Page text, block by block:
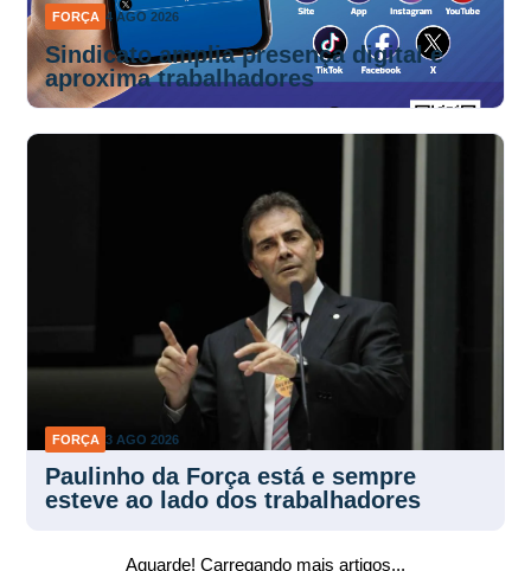
FORÇA 4 AGO 2026
Sindicato amplia presença digital e
aproxima trabalhadores
FORÇA 3 AGO 2026
Paulinho da Força está e sempre
esteve ao lado dos trabalhadores